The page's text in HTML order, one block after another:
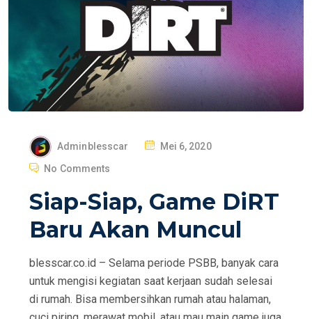
Adminblesscar
P
T
D
Mei 6, 2020
No Comments
Siap-Siap, Game DiRT
Baru Akan Muncul
blesscar.co.id – Selama periode PSBB, banyak cara
untuk mengisi kegiatan saat kerjaan sudah selesai
di rumah. Bisa membersihkan rumah atau halaman,